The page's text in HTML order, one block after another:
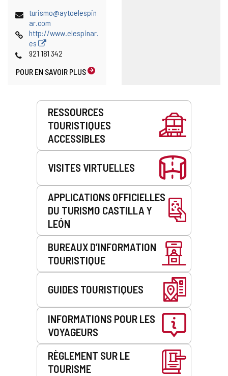
Adresse
de
courrier
électronique
turismo@aytoelespin
ar.com
Page
Web
http://www.elespinar.
es
Téléphones
921 181 342
POUR EN SAVOIR PLUS
Prestations
RESSOURCES
TOURISTIQUES
ACCESSIBLES
VISITES VIRTUELLES
APPLICATIONS OFFICIELLES
DU TURISMO CASTILLA Y
LEÓN
BUREAUX D’INFORMATION
TOURISTIQUE
GUIDES TOURISTIQUES
INFORMATIONS POUR LES
VOYAGEURS
RÈGLEMENT SUR LE
TOURISME